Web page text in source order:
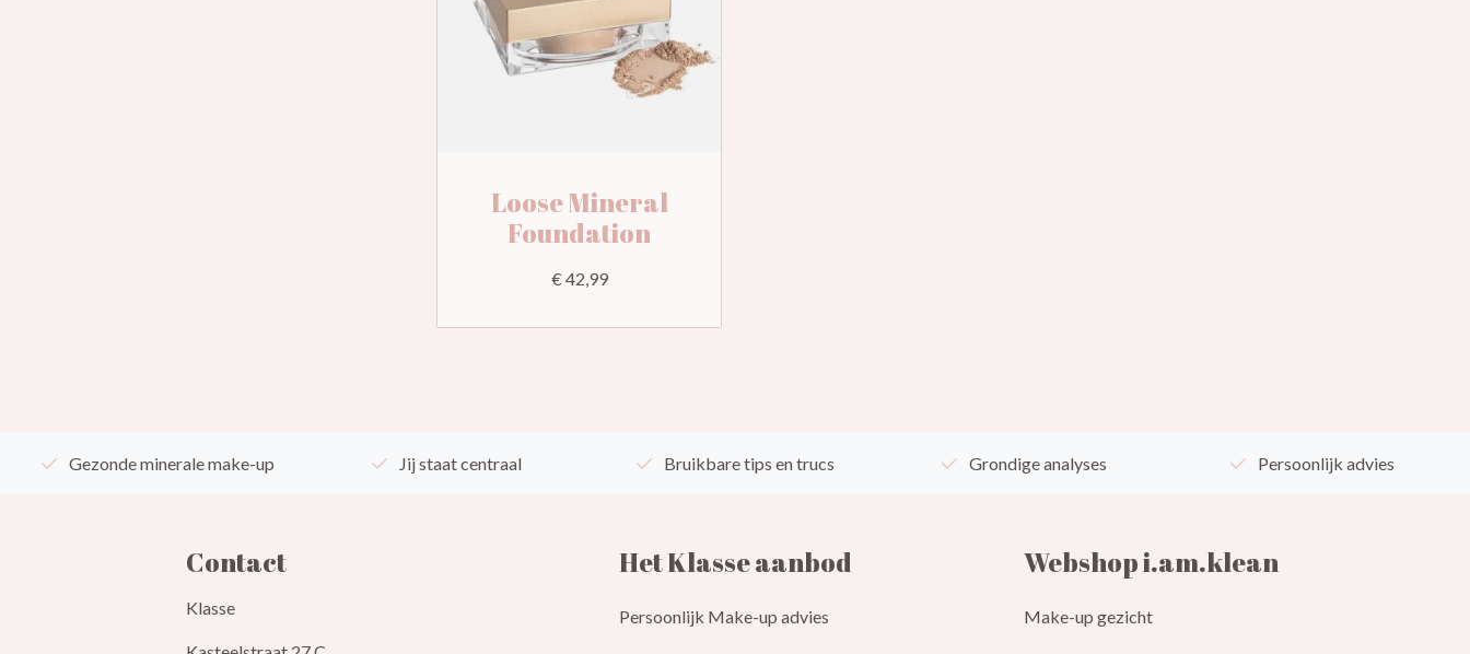
Loose Mineral
Foundation
€ 42,99
Gezonde minerale make-up Jij staat centraal Bruikbare tips en trucs Grondige analyses Persoonlijk advies
Contact
Klasse
Het Klasse aanbod
Persoonlijk Make-up advies
Webshop i.am.klean
Make-up gezicht